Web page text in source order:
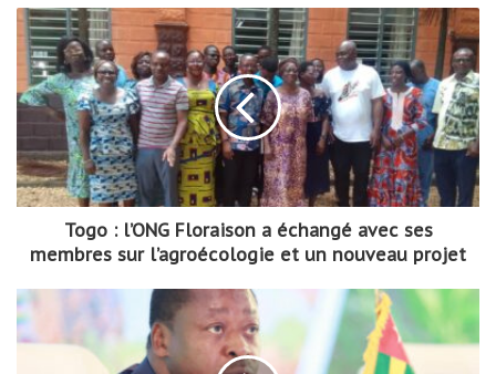
Togo : l’ONG Floraison a échangé avec ses
membres sur l’agroécologie et un nouveau projet